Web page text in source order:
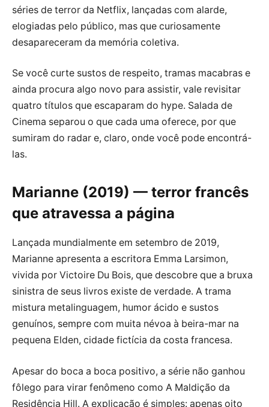
séries de terror da Netflix, lançadas com alarde,
elogiadas pelo público, mas que curiosamente
desapareceram da memória coletiva.
Se você curte sustos de respeito, tramas macabras e
ainda procura algo novo para assistir, vale revisitar
quatro títulos que escaparam do hype. Salada de
Cinema separou o que cada uma oferece, por que
sumiram do radar e, claro, onde você pode encontrá-
las.
Marianne (2019) — terror francês
que atravessa a página
Lançada mundialmente em setembro de 2019,
Marianne apresenta a escritora Emma Larsimon,
vivida por Victoire Du Bois, que descobre que a bruxa
sinistra de seus livros existe de verdade. A trama
mistura metalinguagem, humor ácido e sustos
genuínos, sempre com muita névoa à beira-mar na
pequena Elden, cidade fictícia da costa francesa.
Apesar do boca a boca positivo, a série não ganhou
fôlego para virar fenômeno como A Maldição da
Residência Hill. A explicação é simples: apenas oito